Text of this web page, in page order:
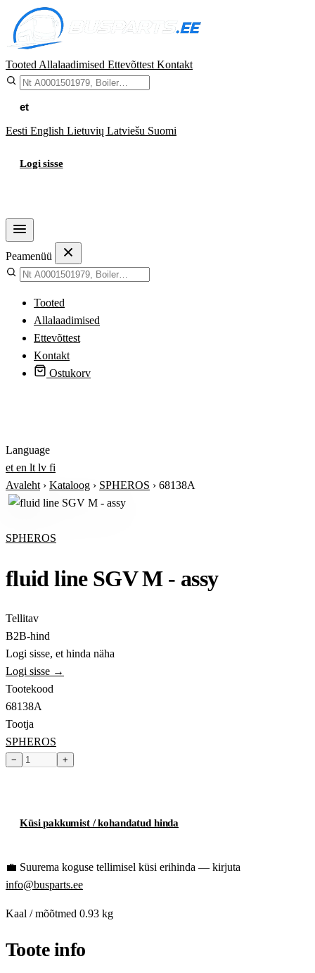
Tooted Allalaadimised Ettevõttest Kontakt
et
Eesti English Lietuvių Latviešu Suomi
Logi sisse
Peamenüü
Tooted
Allalaadimised
Ettevõttest
Kontakt
Ostukorv
Language
et en lt lv fi
Avaleht › Kataloog › SPHEROS › 68138A
SPHEROS
fluid line SGV M - assy
Tellitav
B2B-hind
Logi sisse, et hinda näha
Logi sisse →
Tootekood
68138A
Tootja
SPHEROS
− +
Küsi pakkumist / kohandatud hinda
💼 Suurema koguse tellimisel küsi erihinda — kirjuta
info@busparts.ee
Kaal / mõõtmed 0.93 kg
Toote info